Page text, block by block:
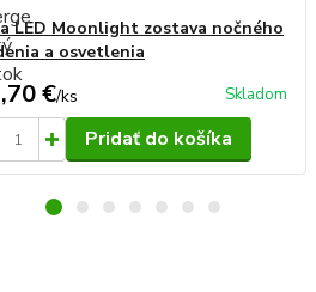
LED Moonlight zostava nočného
a osvetlenia
€/ks Skladom
Pridať do košíka